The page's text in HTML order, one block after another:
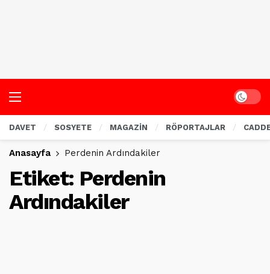
Dark
DAVET SOSYETE MAGAZİN RÖPORTAJLAR
Anasayfa Perdenin Ardındakiler
Etiket: Perdenin
Ardındakiler